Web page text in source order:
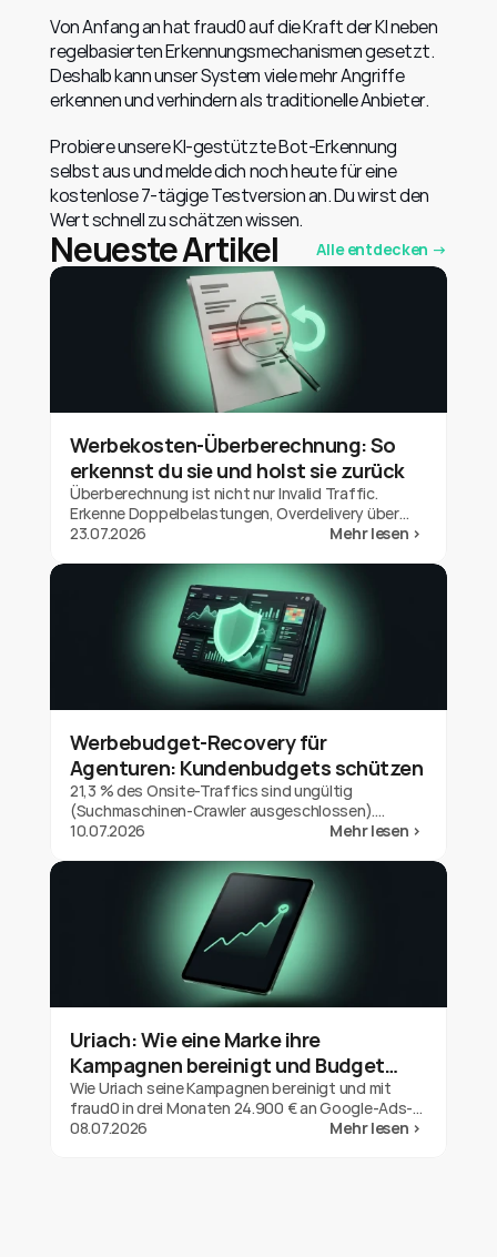
Von Anfang an hat fraud0 auf die Kraft der KI neben
regelbasierten Erkennungsmechanismen gesetzt.
Deshalb kann unser System viele mehr Angriffe
erkennen und verhindern als traditionelle Anbieter.
Probiere unsere KI-gestützte Bot-Erkennung
selbst aus und melde dich noch heute für eine
kostenlose 7-tägige Testversion an. Du wirst den
Wert schnell zu schätzen wissen.
Neueste Artikel Alle entdecken →
Werbekosten-Überberechnung: So
erkennst du sie und holst sie zurück
Überberechnung ist nicht nur Invalid Traffic.
Erkenne Doppelbelastungen, Overdelivery über
dein Budget und Out-of-Geo-Auslieferung bei
23.07.2026 Mehr lesen >
Werbebudget-Recovery für
Agenturen: Kundenbudgets schützen
21,3 % des Onsite-Traffics sind ungültig
(Suchmaschinen-Crawler ausgeschlossen).
Werbebudget-Recovery für Agenturen:
10.07.2026 Mehr lesen >
Uriach: Wie eine Marke ihre
Kampagnen bereinigt und Budget
zurückgeholt hat
Wie Uriach seine Kampagnen bereinigt und mit
fraud0 in drei Monaten 24.900 € an Google-Ads-
Refunds gesichert hat. Ein Ergebnis für eine Marke,
08.07.2026 Mehr lesen >